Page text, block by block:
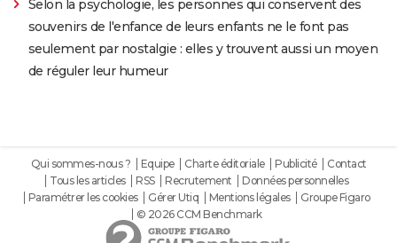
Selon la psychologie, les personnes qui conservent des
souvenirs de l'enfance de leurs enfants ne le font pas
seulement par nostalgie : elles y trouvent aussi un moyen
de réguler leur humeur
Qui sommes-nous ? Equipe Charte éditoriale Publicité
Contact
Tous les articles
RSS Recrutement
Données personnelles
Paramétrer les cookies
Gérer Utiq Mentions légales
Groupe Figaro
© 2026 CCM Benchmark